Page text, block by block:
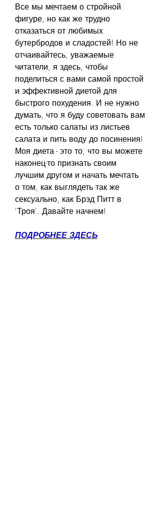
Все мы мечтаем о стройной
фигуре, но как же трудно
отказаться от любимых
бутербродов и сладостей! Но не
отчаивайтесь, уважаемые
читатели, я здесь, чтобы
поделиться с вами самой простой
и эффективной диетой для
быстрого похудения. И не нужно
думать, что я буду советовать вам
есть только салаты из листьев
салата и пить воду до посинения!
Моя диета - это то, что вы можете
наконец-то признать своим
лучшим другом и начать мечтать
о том, как выглядеть так же
сексуально, как Брэд Питт в
'Троя'. Давайте начнем!
ПОДРОБНЕЕ ЗДЕСЬ